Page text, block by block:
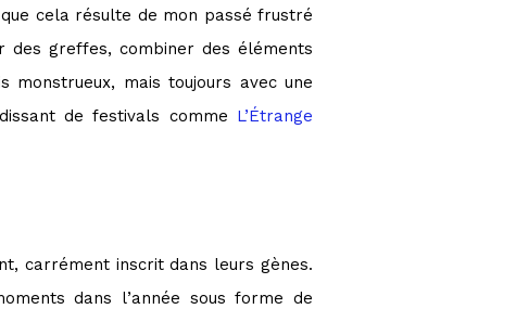
cela résulte de mon passé frustré
des greffes, combiner des éléments
mais toujours avec une
de festivals comme L’Étrange
carrément inscrit dans leurs gènes.
dans l’année sous forme de